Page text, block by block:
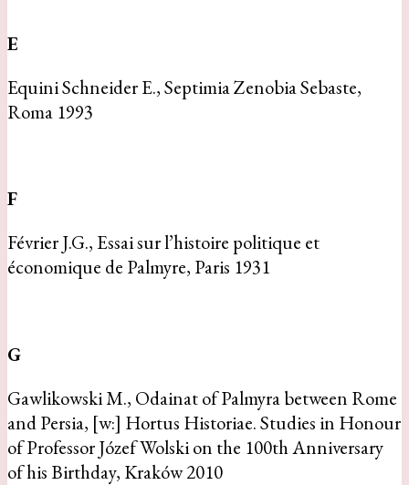
E
Equini Schneider E., Septimia Zenobia Sebaste,
Roma 1993
F
Février J.G., Essai sur l’histoire politique et
économique de Palmyre, Paris 1931
G
Gawlikowski M., Odainat of Palmyra between Rome
and Persia, [w:] Hortus Historiae. Studies in Honour
of Professor Józef Wolski on the 100th Anniversary
of his Birthday, Kraków 2010